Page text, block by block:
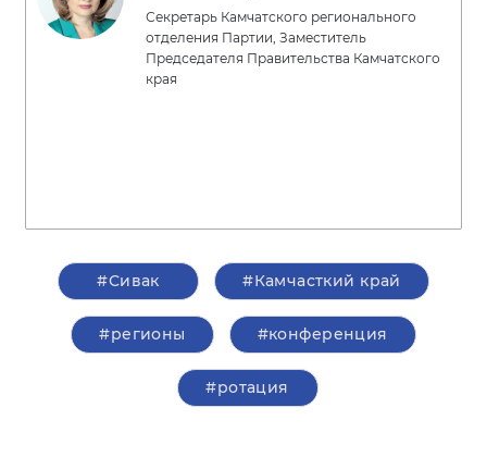
Секретарь Камчатского регионального
отделения Партии, Заместитель
Председателя Правительства Камчатского
края
#Сивак #Камчасткий край
#регионы #конференция
#ротация